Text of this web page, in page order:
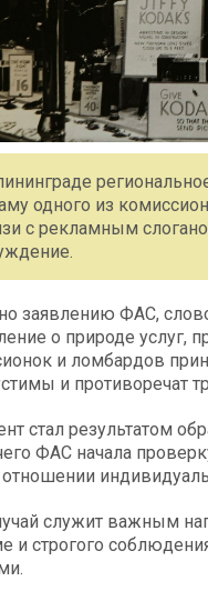
одного из
с рекламным
заявлению ФАС,
о природе услуг,
и ломбардов
и противоречат
стал результатом
ФАС начала
служит важным
и строгого